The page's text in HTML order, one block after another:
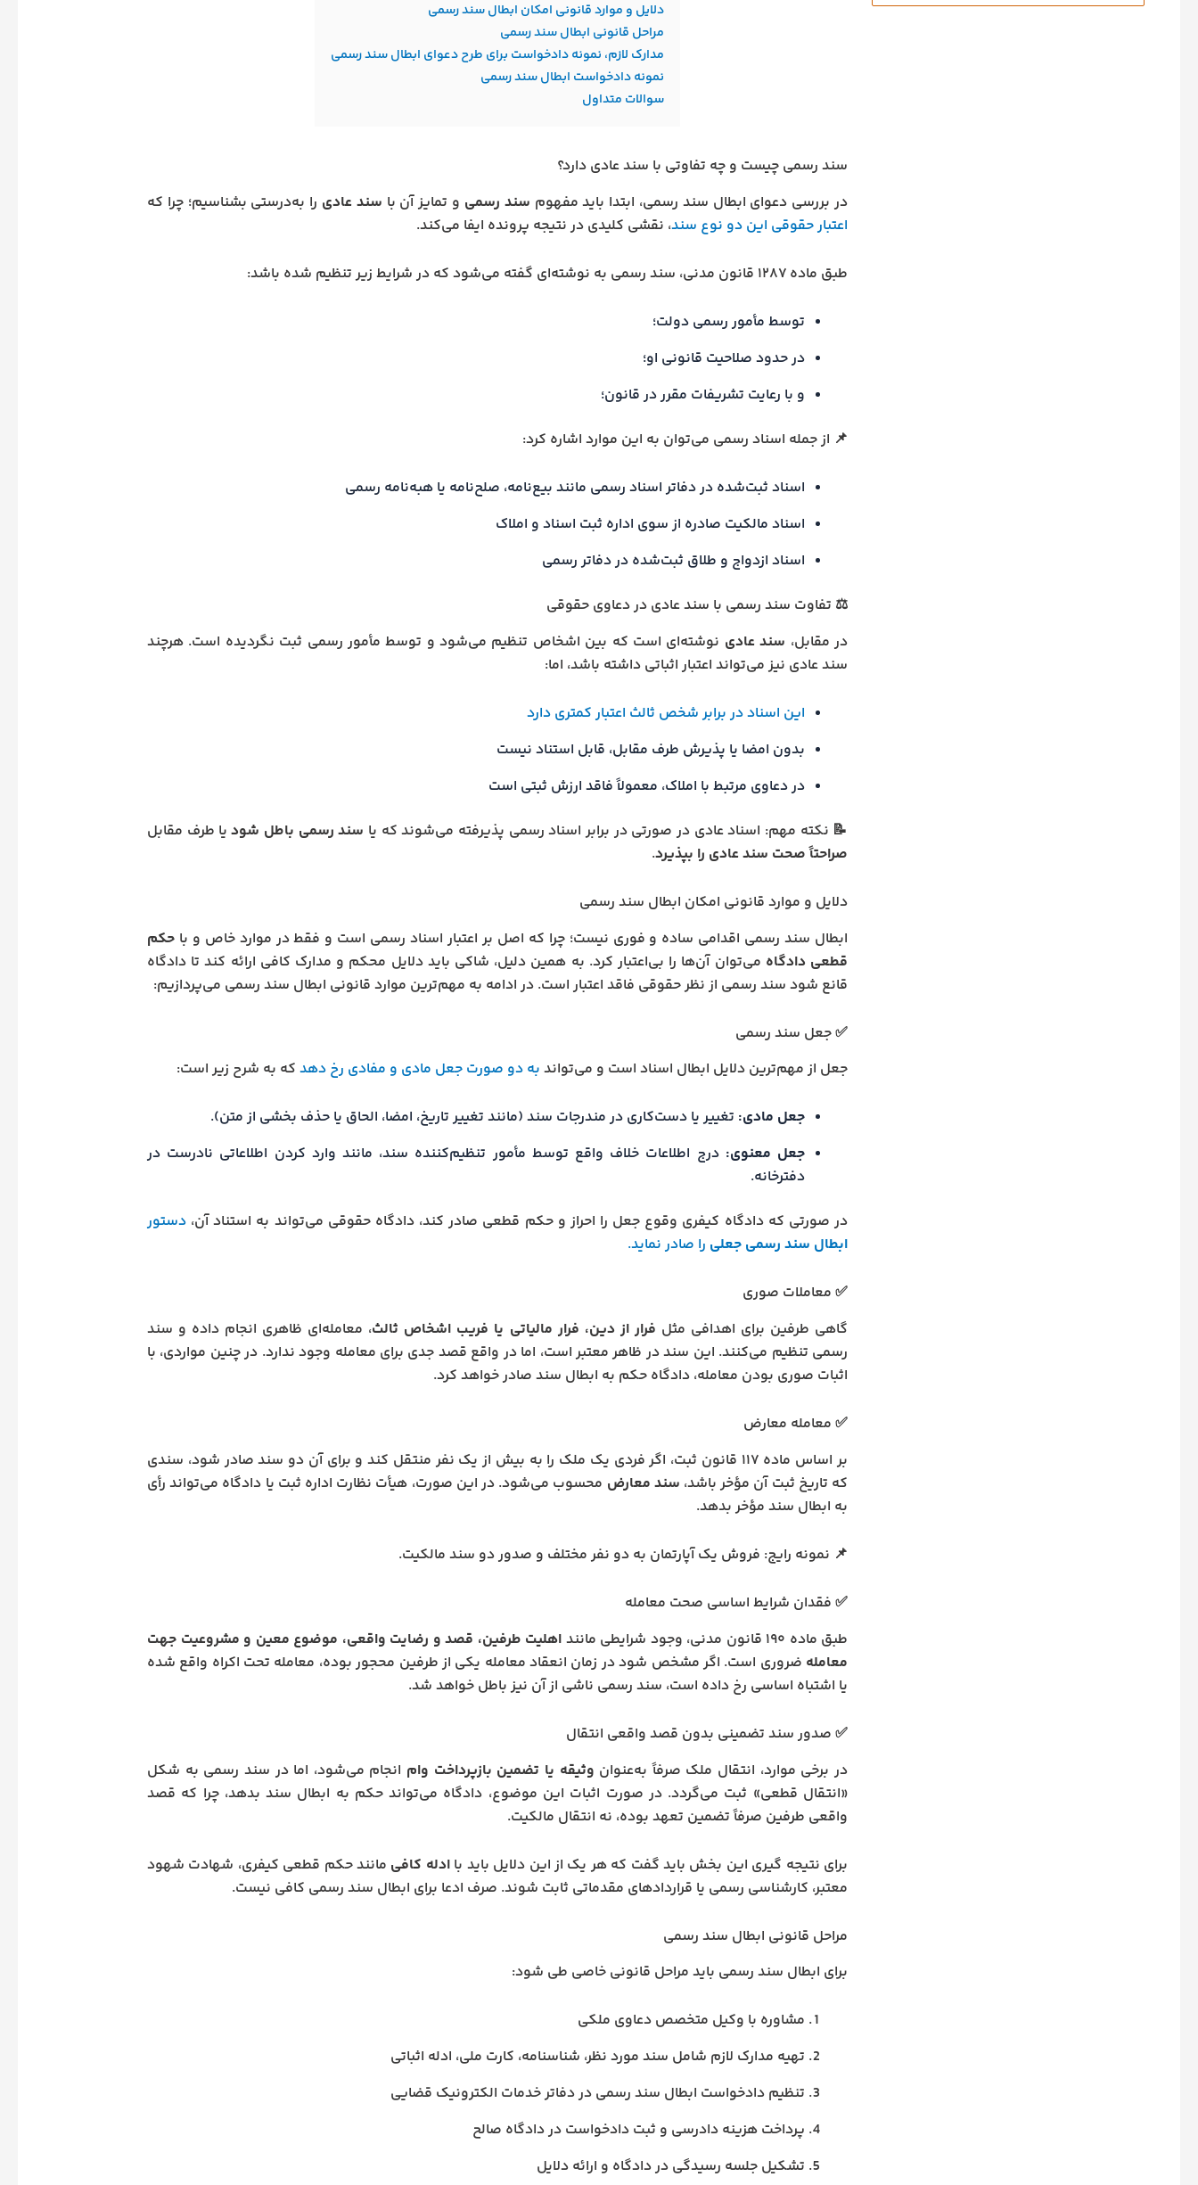
دلایل و موارد قانونی امکان ابطال سند رسمی
مراحل قانونی ابطال سند رسمی
مدارک لازم، نمونه دادخواست برای طرح دعوای ابطال سند رسمی
نمونه دادخواست ابطال سند رسمی
سوالات متداول
سند رسمی چیست و چه تفاوتی با سند عادی دارد؟
در بررسی دعوای ابطال سند رسمی، ابتدا باید مفهوم سند رسمی و تمایز آن با سند عادی را به‌درستی بشناسیم؛ چرا که
اعتبار حقوقی این دو نوع سند، نقشی کلیدی در نتیجه پرونده ایفا می‌کند.
طبق ماده ۱۲۸۷ قانون مدنی، سند رسمی به نوشته‌ای گفته می‌شود که در شرایط زیر تنظیم شده باشد:
توسط مأمور رسمی دولت؛
در حدود صلاحیت قانونی او؛
و با رعایت تشریفات مقرر در قانون؛
📌 از جمله اسناد رسمی می‌توان به این موارد اشاره کرد:
اسناد ثبت‌شده در دفاتر اسناد رسمی مانند بیع‌نامه، صلح‌نامه یا هبه‌نامه رسمی
اسناد مالکیت صادره از سوی اداره ثبت اسناد و املاک
اسناد ازدواج و طلاق ثبت‌شده در دفاتر رسمی
⚖️ تفاوت سند رسمی با سند عادی در دعاوی حقوقی
در مقابل، سند عادی نوشته‌ای است که بین اشخاص تنظیم می‌شود و توسط مأمور رسمی ثبت نگردیده است. هرچند
سند عادی نیز می‌تواند اعتبار اثباتی داشته باشد، اما:
این اسناد در برابر شخص ثالث اعتبار کمتری دارد
بدون امضا یا پذیرش طرف مقابل، قابل استناد نیست
در دعاوی مرتبط با املاک، معمولاً فاقد ارزش ثبتی است
📝 نکته مهم: اسناد عادی در صورتی در برابر اسناد رسمی پذیرفته می‌شوند که یا سند رسمی باطل شودیا طرف مقابل
صراحتاً صحت سند عادی را بپذیرد.
دلایل و موارد قانونی امکان ابطال سند رسمی
ابطال سند رسمی اقدامی ساده و فوری نیست؛ چرا که اصل بر اعتبار اسناد رسمی است و فقط در موارد خاص و با حکم
قطعی دادگاه می‌توان آن‌ها را بی‌اعتبار کرد. به همین دلیل، شاکی باید دلایل محکم و مدارک کافی ارائه کند تا دادگاه
قانع شود سند رسمی از نظر حقوقی فاقد اعتبار است. در ادامه به مهم‌ترین موارد قانونی ابطال سند رسمی می‌پردازیم:
✅ جعل سند رسمی
جعل از مهم‌ترین دلایل ابطال اسناد است و می‌تواند به دو صورت جعل مادی و مفادی رخ دهد که به شرح زیر است:
جعل مادی: تغییر یا دست‌کاری در مندرجات سند (مانند تغییر تاریخ، امضا، الحاق یا حذف بخشی از متن).
جعل معنوی: درج اطلاعات خلاف واقع توسط مأمور تنظیم‌کننده سند، مانند وارد کردن اطلاعاتی نادرست در
دفترخانه.
در صورتی که دادگاه کیفری وقوع جعل را احراز و حکم قطعی صادر کند، دادگاه حقوقی می‌تواند به استناد آن، دستور
ابطال سند رسمی جعلی را صادر نماید.
✅ معاملات صوری
گاهی طرفین برای اهدافی مثل فرار از دین، فرار مالیاتی یا فریب اشخاص ثالث، معامله‌ای ظاهری انجام داده و سند
رسمی تنظیم می‌کنند. این سند در ظاهر معتبر است، اما در واقع قصد جدی برای معامله وجود ندارد. در چنین مواردی، با
اثبات صوری بودن معامله، دادگاه حکم به ابطال سند صادر خواهد کرد.
✅ معامله معارض
بر اساس ماده ۱۱۷ قانون ثبت، اگر فردی یک ملک را به بیش از یک نفر منتقل کند و برای آن دو سند صادر شود، سندی
که تاریخ ثبت آن مؤخر باشد، سند معارض محسوب می‌شود. در این صورت، هیأت نظارت اداره ثبت یا دادگاه می‌تواند رأی
به ابطال سند مؤخر بدهد.
📌 نمونه رایج: فروش یک آپارتمان به دو نفر مختلف و صدور دو سند مالکیت.
✅ فقدان شرایط اساسی صحت معامله
طبق ماده ۱۹۰ قانون مدنی، وجود شرایطی مانند
اهلیت طرفین، قصد و رضایت واقعی، موضوع معین و مشروعیت جهت
معامله ضروری است. اگر مشخص شود در زمان انعقاد معامله یکی از طرفین محجور بوده، معامله تحت اکراه واقع شده
یا اشتباه اساسی رخ داده است، سند رسمی ناشی از آن نیز باطل خواهد شد.
✅ صدور سند تضمینی بدون قصد واقعی انتقال
در برخی موارد، انتقال ملک صرفاً به‌عنوان وثیقه یا تضمین بازپرداخت وام انجام می‌شود، اما در سند رسمی به شکل
«انتقال قطعی» ثبت می‌گردد. در صورت اثبات این موضوع، دادگاه می‌تواند حکم به ابطال سند بدهد، چرا که قصد
واقعی طرفین صرفاً تضمین تعهد بوده، نه انتقال مالکیت.
برای نتیجه گیری این بخش باید گفت که هر یک از این دلایل باید باادله کافی مانند حکم قطعی کیفری، شهادت شهود
معتبر، کارشناسی رسمی یا قراردادهای مقدماتی ثابت شوند. صرف ادعا برای ابطال سند رسمی کافی نیست.
مراحل قانونی ابطال سند رسمی
برای ابطال سند رسمی باید مراحل قانونی خاصی طی شود:
مشاوره با وکیل متخصص دعاوی ملکی
تهیه مدارک لازم شامل سند مورد نظر، شناسنامه، کارت ملی، ادله اثباتی
تنظیم دادخواست ابطال سند رسمی در دفاتر خدمات الکترونیک قضایی
پرداخت هزینه دادرسی و ثبت دادخواست در دادگاه صالح
تشکیل جلسه رسیدگی در دادگاه و ارائه دلایل